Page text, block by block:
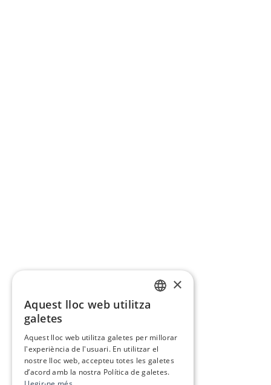
×
Aquest lloc web utilitza
galetes
Aquest lloc web utilitza galetes per millorar
l'experiència de l'usuari. En utilitzar el
nostre lloc web, accepteu totes les galetes
d’acord amb la nostra Política de galetes.